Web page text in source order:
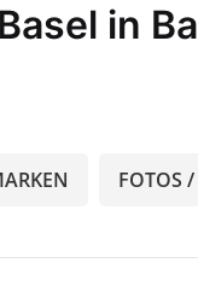
in
FOTOS